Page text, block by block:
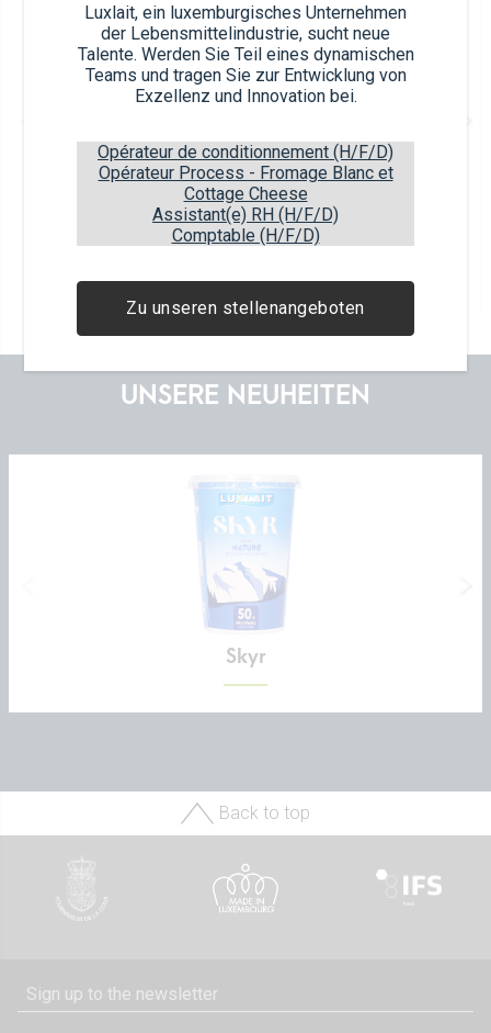
Luxlait, ein luxemburgisches Unternehmen
der Lebensmittelindustrie, sucht neue
Talente. Werden Sie Teil eines dynamischen
Teams und tragen Sie zur Entwicklung von
Exzellenz und Innovation bei.
Opérateur de conditionnement (H/F/D)
Opérateur Process - Fromage Blanc et
Cottage Cheese
Assistant(e) RH (H/F/D)
Comptable (H/F/D)
Zu unseren stellenangeboten
H-Vollmilch
3,5% Fett
Tetra Stelo®
Article EAN
5450168511507
Package EAN
5450168311503
6 items 130 boxes 5 layers
UNSERE NEUHEITEN
Skyr
Back to top